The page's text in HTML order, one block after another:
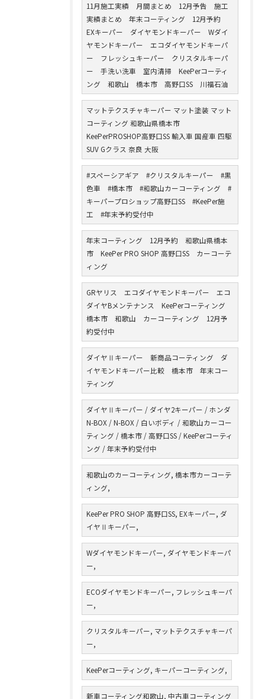
11月施工実績 月間まとめ 12月予告 施工
実績まとめ 年末コーティング 12月予約
EXキーパー ダイヤモンドキーパー Wダイ
ヤモンドキーパー エコダイヤモンドキーパ
ー フレッシュキーパー クリスタルキーパ
ー 手洗い洗車 室内清掃 KeePerコーティ
ング 和歌山 橋本市 高野口SS 川福石油
マットテクスチャキーパー マット塗装 マット
コーティング 和歌山県橋本市
KeePerPROSHOP高野口SS 輸入車 国産車 四駆
SUV Gクラス 奈良 大阪
#スペーシアギア #クリスタルキーパー #黒
色車 #橋本市 #和歌山カーコーティング #
キーパープロショップ高野口SS #KeePer施
工 #年末予約受付中
年末コーティング 12月予約 和歌山県橋本
市 KeePer PRO SHOP 高野口SS カーコーテ
ィング
GRヤリス エコダイヤモンドキーパー エコ
ダイヤBメンテナンス KeePerコーティング
橋本市 和歌山 カーコーティング 12月予
約受付中
ダイヤⅡキーパー 新商品コーティング ダ
イヤモンドキーパー比較 橋本市 年末コー
ティング
ダイヤⅡキーパー / ダイヤ2キーパー / ホンダ
N-BOX / N-BOX / 白いボディ / 和歌山カーコー
ティング / 橋本市 / 高野口SS / KeePerコーティ
ング / 年末予約受付中
和歌山のカーコーティング, 橋本市カーコーテ
ィング,
KeePer PRO SHOP 高野口SS, EXキーパー, ダ
イヤⅡキーパー,
Wダイヤモンドキーパー, ダイヤモンドキーパ
ー,
ECOダイヤモンドキーパー, フレッシュキーパ
ー,
クリスタルキーパー, マットテクスチャキーパ
ー,
KeePerコーティング, キーパーコーティング,
新車コーティング和歌山, 中古車コーティング